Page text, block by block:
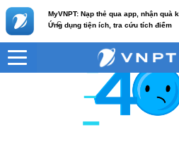
MyVNPT: Nạp thẻ qua app, nhận quà
Ứng dụng tiện ích, tra cứu tích điểm
c